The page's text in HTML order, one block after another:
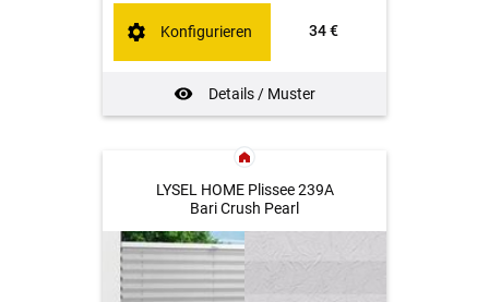
34 €
Details / Muster
Konfigurieren
LYSEL HOME Plissee 239A
Bari Crush Pearl